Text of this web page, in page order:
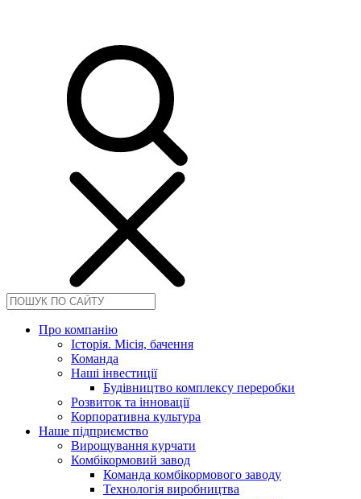
Про компанію
Історія. Місія, бачення
Команда
Наші інвестиції
Будівництво комплексу переробки
Розвиток та інновації
Корпоративна культура
Наше підприємство
Вирощування курчати
Комбікормовий завод
Команда комбікормового заводу
Технологія виробництва